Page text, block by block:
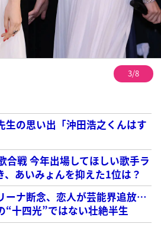
3/8
生の思い出「沖田浩之くんはす
合戦 今年出場してほしい歌手ラ
、あいみょんを抑えた1位は？
ナ断念、恋人が芸能界追放…
“十四光”ではない壮絶半生